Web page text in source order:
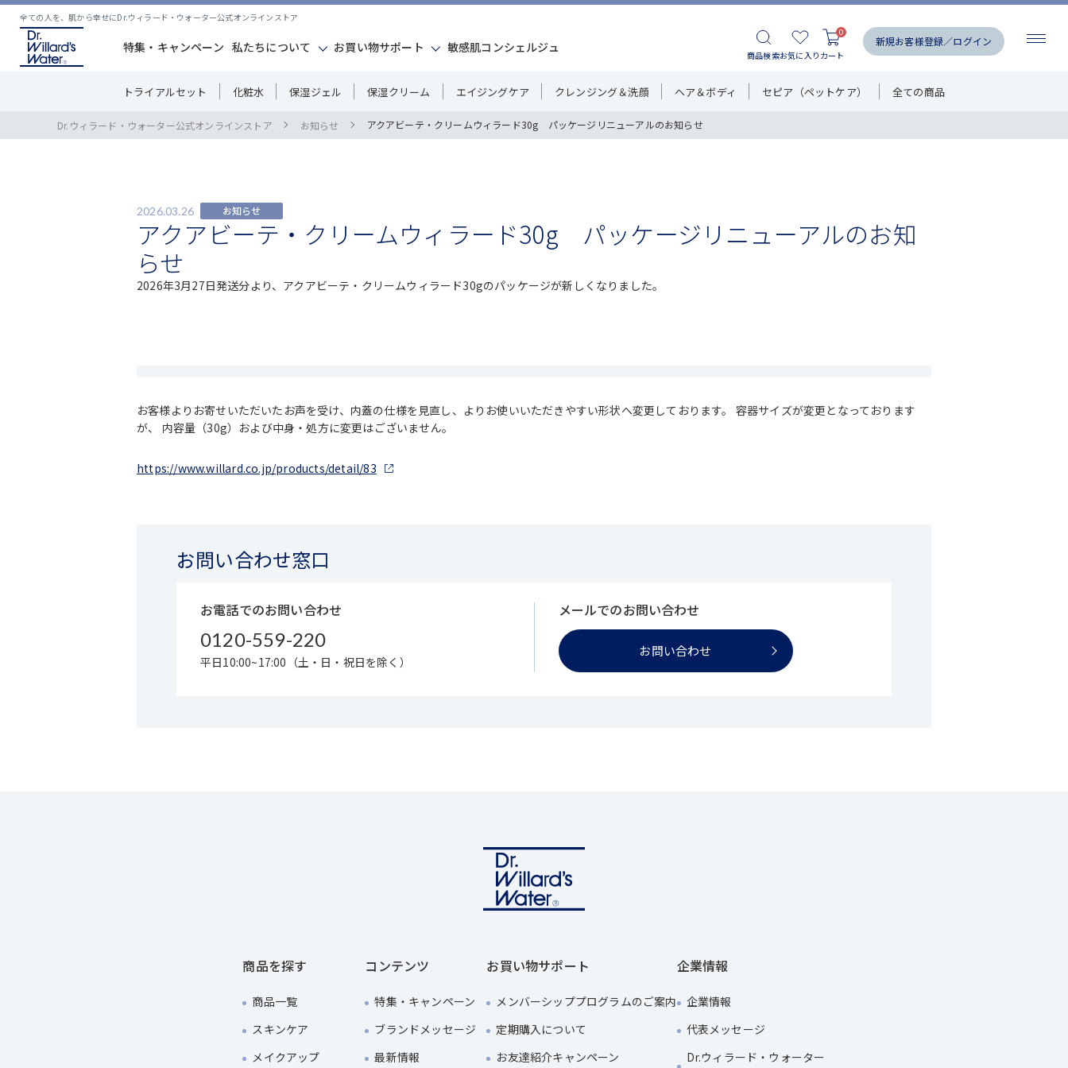
全ての人を、肌から幸せにDr.ウィラード・ウォーター公式オンラインストア
特集・キャンペーン 私たちについて お買い物サポート 敏感肌コンシェルジュ
商品検索お気に入り カート
0
新規お客様登録／ログイン
トライアルセット 化粧水 保湿ジェル 保湿クリーム エイジングケア クレンジング＆洗顔 ヘア＆ボディ セピア（ペットケア） 全ての商品
Dr.ウィラード・ウォーター公式オンラインストア お知らせ アクアビーテ・クリームウィラード30g パッケージリニューアルのお知らせ
2026.03.26 お知らせ
アクアビーテ・クリームウィラード30g パッケージリニューアルのお知
らせ
2026年3月27日発送分より、アクアビーテ・クリームウィラード30gのパッケージが新しくなりました。
お客様よりお寄せいただいたお声を受け、内蓋の仕様を見直し、よりお使いいただきやすい形状へ変更しております。 容器サイズが変更となっております
が、 内容量（30g）および中身・処方に変更はございません。
https://www.willard.co.jp/products/detail/83
お問い合わせ窓口
お電話でのお問い合わせ
0120-559-220
平日10:00~17:00（土・日・祝日を除く）
メールでのお問い合わせ
お問い合わせ
商品を探す
商品一覧
スキンケア
メイクアップ
コンテンツ
特集・キャンペーン
ブランドメッセージ
最新情報
お買い物サポート
メンバーシッププログラムのご案内
定期購入について
お友達紹介キャンペーン
企業情報
企業情報
代表メッセージ
Dr.ウィラード・ウォーター